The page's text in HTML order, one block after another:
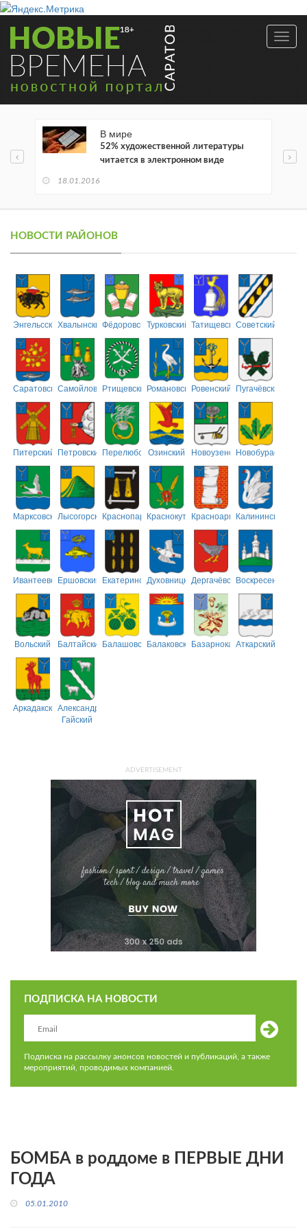
В мире
52% художественной литературы
читается в электронном виде
18.01.2016
НОВОСТИ РАЙОНОВ
ЭнгельсскийХвалынскийФёдоровскийТурковский ТатищевскийСоветский
СаратовскийСамойловскийРтищевскийРомановскийРовенский Пугачёвский
Питерский ПетровскийПерелюбскийОзинский НовоузенскийНовобурасский
МарксовскийЛысогорскийКраснопартизанский
КраснокутскийКрасноармейский
Калининский
ИвантеевскийЕршовский ЕкатериновскийДуховницкийДергачёвскийВоскресенский
Вольский БалтайскийБалашовскийБалаковскийБазарнокарабулакский
Аткарский
АркадакскийАлександрово-
Гайский
ADVERTISEMENT
ПОДПИСКА НА НОВОСТИ
Подписка на рассылку анонсов новостей и публикаций, а также
мероприятий, проводимых компанией.
БОМБА в роддоме в ПЕРВЫЕ ДНИ
ГОДА
05.01.2010